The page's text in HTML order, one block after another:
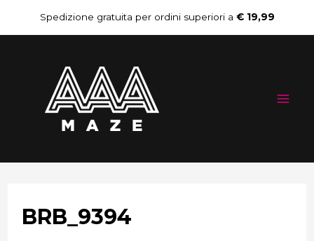
al
contenuto
Spedizione gratuita per ordini superiori a € 19,99
BRB_9394
Navigazione
articoli